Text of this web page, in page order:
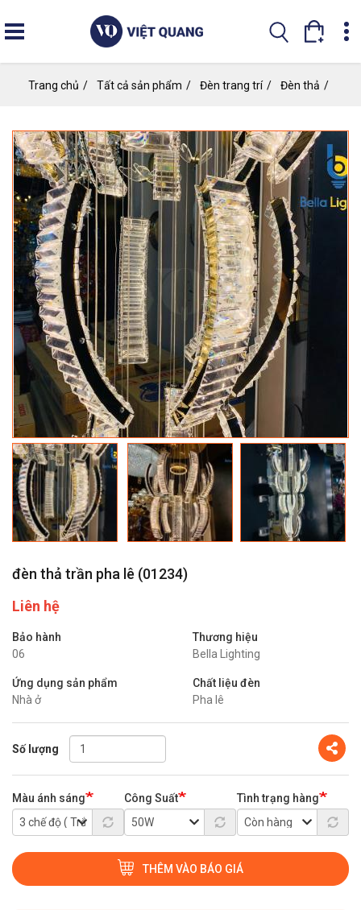
nội
Trang chủ Tất cả sản phẩm Đèn trang trí Đèn thả
đèn thả trần pha lê (01234)
Liên hệ
Bảo hành
06
Ứng dụng sản phẩm
Nhà ở
Thương hiệu
Bella Lighting
Chất liệu đèn
Pha lê
Số lượng
Màu ánh sáng Công Suất Tình trạng hàng
THÊM VÀO BÁO GIÁ
Share